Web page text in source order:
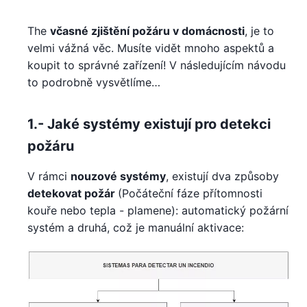
The včasné zjištění požáru v domácnosti, je to
velmi vážná věc. Musíte vidět mnoho aspektů a
koupit to správné zařízení! V následujícím návodu
to podrobně vysvětlíme…
1.- Jaké systémy existují pro detekci
požáru
V rámci nouzové systémy, existují dva způsoby
detekovat požár (Počáteční fáze přítomnosti
kouře nebo tepla - plamene): automatický požární
systém a druhá, což je manuální aktivace: